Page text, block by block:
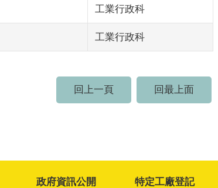
工業行政科
工業行政科
回上一頁 回最上面
政府資訊公開 特定工廠登記